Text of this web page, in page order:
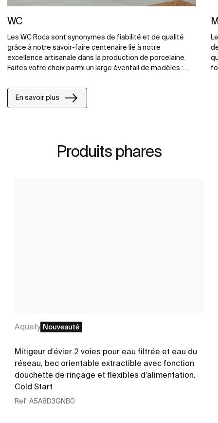
WC
Les WC Roca sont synonymes de fiabilité et de qualité
grâce à notre savoir-faire centenaire lié à notre
excellence artisanale dans la production de porcelaine.
Faites votre choix parmi un large éventail de modèles :
cuvette In-Tank avec réservoir intégré.
En savoir plus
Produits phares
Aquafy Nouveauté
Mitigeur d’évier 2 voies pour eau filtrée et eau du
réseau, bec orientable extractible avec fonction
douchette de rinçage et flexibles d’alimentation.
Cold Start
Ref: A5A8D3GNB0